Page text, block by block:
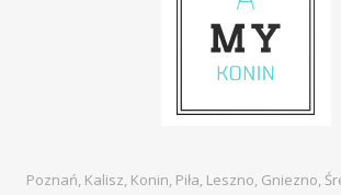
Poznań, Kalisz, Konin, Piła, Leszno, Gniezno,